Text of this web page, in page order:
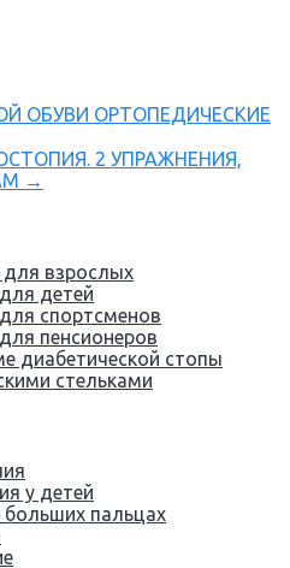
ОБУВИ ОРТОПЕДИЧЕСКИЕ
2 УПРАЖНЕНИЯ,
→
для взрослых
детей
спортсменов
пенсионеров
диабетической стопы
стельками
у детей
больших пальцах